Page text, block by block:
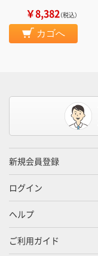
￥8,382（税込）
カゴへ
新規会員登録
ログイン
ヘルプ
ご利用ガイド